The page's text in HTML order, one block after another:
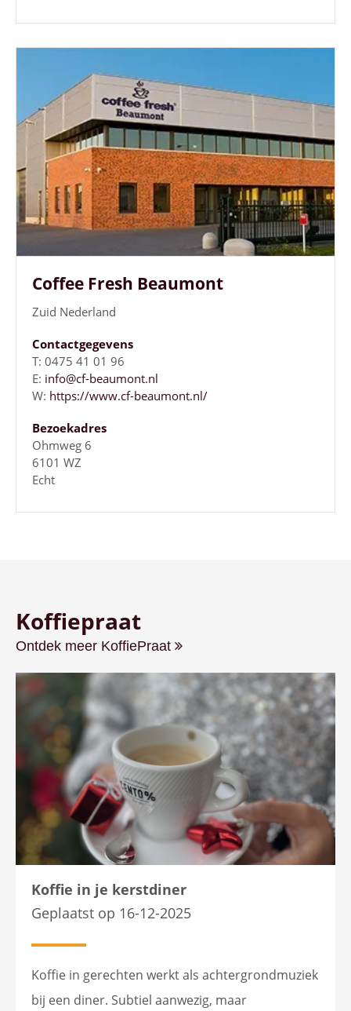
Coffee Fresh Beaumont
Zuid Nederland
Contactgegevens
T: 0475 41 01 96
E: info@cf-beaumont.nl
W: https://www.cf-beaumont.nl/
Bezoekadres
Ohmweg 6
6101 WZ
Echt
Koffiepraat
Ontdek meer KoffiePraat
Koffie in je kerstdiner
Geplaatst op 16-12-2025
Koffie in gerechten werkt als achtergrondmuziek
bij een diner. Subtiel aanwezig, maar